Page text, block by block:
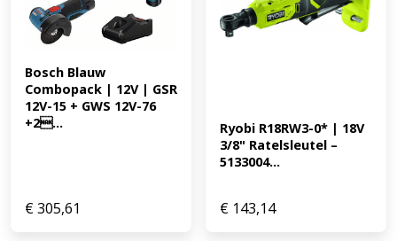
Bosch Blauw
Combopack | 12V | GSR
12V-15 + GWS 12V-76
+2...
€305,61
Ryobi R18RW3-0* | 18V
3/8" Ratelsleutel –
5133004...
€ 143,14